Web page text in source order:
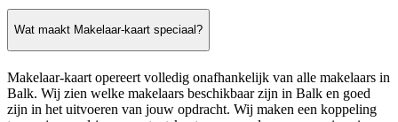
Wat maakt Makelaar-kaart speciaal?
Makelaar-kaart opereert volledig onafhankelijk van alle makelaars in
Balk. Wij zien welke makelaars beschikbaar zijn in Balk en goed
zijn in het uitvoeren van jouw opdracht. Wij maken een koppeling